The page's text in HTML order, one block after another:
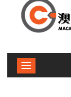
Toggle
navigation